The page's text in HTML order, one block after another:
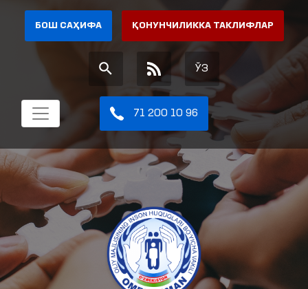
БОШ САҲИФА ҚОНУНЧИЛИККА ТАКЛИФЛАР
ЎЗ
71 200 10 96